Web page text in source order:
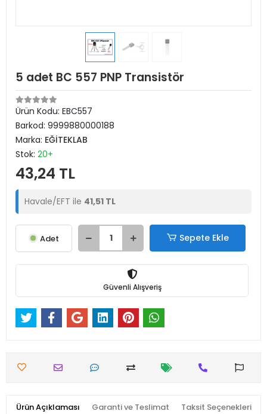
5 adet BC 557 PNP Transistör
Ürün Kodu: EBC557
Barkod: 9999880000188
Marka: EĞİTEKLAB
Stok: 20+
43,24 TL
Havale/EFT ile 41,51 TL
Adet Sepete Ekle
Güvenli Alışveriş
Ürün Açıklaması Garanti ve Teslimat Taksit Seçenekleri